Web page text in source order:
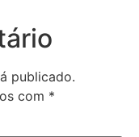
publicado.
com *